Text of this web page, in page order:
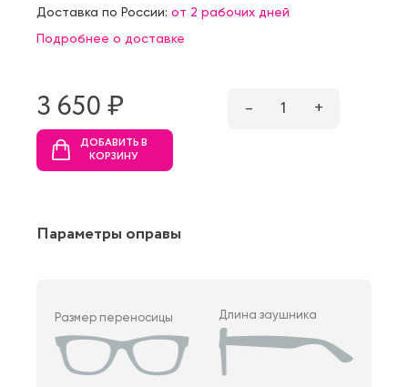
Доставка по России: от 2 рабочих дней
Подробнее о доставке
3 650 ₷ – 1 +
ДОБАВИТЬ В
КОРЗИНУ
Параметры оправы
Размер переносицы Длина заушника